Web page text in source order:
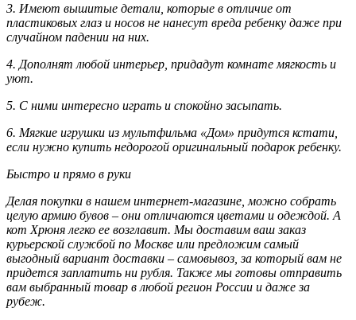
3. Имеют вышитые детали, которые в отличие от
пластиковых глаз и носов не нанесут вреда ребенку даже при
случайном падении на них.
4. Дополнят любой интерьер, придадут комнате мягкость и
уют.
5. С ними интересно играть и спокойно засыпать.
6. Мягкие игрушки из мультфильма «Дом» придутся кстати,
если нужно купить недорогой оригинальный подарок ребенку.
Быстро и прямо в руки
Делая покупки в нашем интернет-магазине, можно собрать
целую армию бувов – они отличаются цветами и одеждой. А
кот Хрюня легко ее возглавит. Мы доставим ваш заказ
курьерской службой по Москве или предложим самый
выгодный вариант доставки – самовывоз, за который вам не
придется заплатить ни рубля. Также мы готовы отправить
вам выбранный товар в любой регион России и даже за
рубеж.